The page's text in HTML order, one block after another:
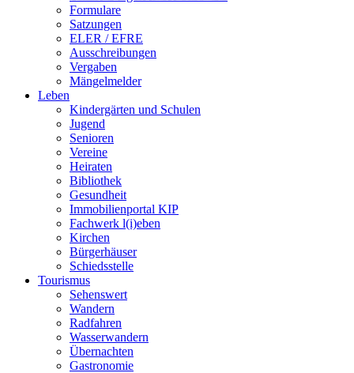
Formulare
Satzungen
ELER / EFRE
Ausschreibungen
Vergaben
Mängelmelder
Leben
Kindergärten und Schulen
Jugend
Senioren
Vereine
Heiraten
Bibliothek
Gesundheit
Immobilienportal KIP
Fachwerk l(i)eben
Kirchen
Bürgerhäuser
Schiedsstelle
Tourismus
Sehenswert
Wandern
Radfahren
Wasserwandern
Übernachten
Gastronomie